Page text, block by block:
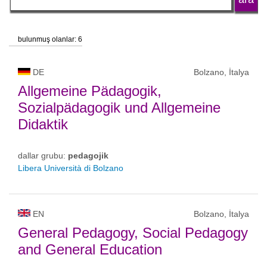
bulunmuş olanlar: 6
DE Bolzano, İtalya
Allgemeine Pädagogik,
Sozialpädagogik und Allgemeine
Didaktik
dallar grubu: pedagojik
Libera Università di Bolzano
EN Bolzano, İtalya
General Pedagogy, Social Pedagogy
and General Education